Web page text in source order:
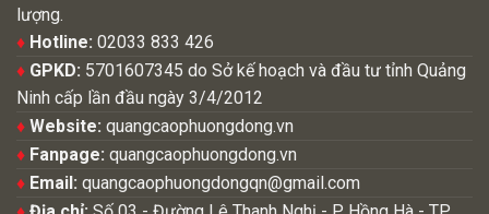
lượng.
♦ Hotline: 02033 833 426
♦ GPKD: 5701607345 do Sở kế hoạch và đầu tư tỉnh Quảng
Ninh cấp lần đầu ngày 3/4/2012
♦ Website: quangcaophuongdong.vn
♦ Fanpage: quangcaophuongdong.vn
♦ Email: quangcaophuongdongqn@gmail.com